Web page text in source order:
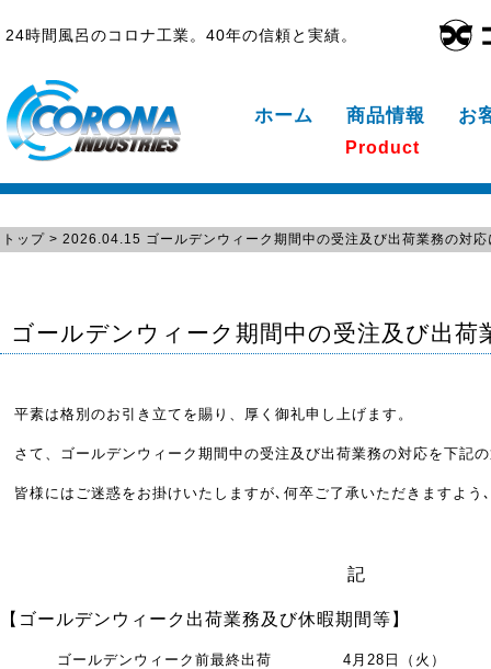
24時間風呂のコロナ工業。40年の信頼と実績。
ホーム 商品情報 お
Product
トップ > 2026.04.15 ゴールデンウィーク期間中の受注及び出荷業務の対応
ゴールデンウィーク期間中の受注及び出荷
平素は格別のお引き立てを賜り、厚く御礼申し上げます。
さて、ゴールデンウィーク期間中の受注及び出荷業務の対応を下記
皆様にはご迷惑をお掛けいたしますが､何卒ご了承いただきますよ
記
【ゴールデンウィーク出荷業務及び休暇期間等】
ゴールデンウィーク前最終出荷
4月28日（火）